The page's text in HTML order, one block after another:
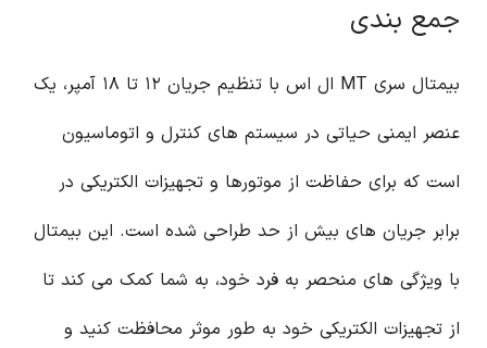
جمع بندی
بیمتال سری MT ال اس با تنظیم جریان ۱۲ تا ۱۸ آمپر، یک
عنصر ایمنی حیاتی در سیستم های کنترل و اتوماسیون
است که برای حفاظت از موتورها و تجهیزات الکتریکی در
برابر جریان های بیش از حد طراحی شده است. این بیمتال
با ویژگی های منحصر به فرد خود، به شما کمک می کند تا
از تجهیزات الکتریکی خود به طور موثر محافظت کنید و